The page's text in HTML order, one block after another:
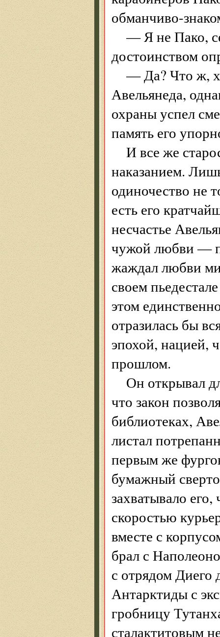
обманчиво-
— Я не Пако,
достоинством
— Да? Что ж,
Авельянеда,
охраны успел
память его
И все же
наказанием.
одиночество не
есть его
несчастье
чужой любви —
жаждал любви
своем
этом
отразилась бы
эпохой, нацией,
прошлом.
Он открывал
что закон
библиотеках,
листал
первым же
бумажный
захватывало
скоростью
вместе с
брал с
с отрядом Диего
Антарктиды с
гробницу
сталактитовым